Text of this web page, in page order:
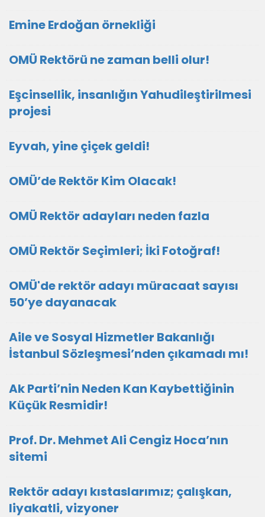
Emine Erdoğan örnekliği
OMÜ Rektörü ne zaman belli olur!
Eşcinsellik, insanlığın Yahudileştirilmesi
projesi
Eyvah, yine çiçek geldi!
OMÜ’de Rektör Kim Olacak!
OMÜ Rektör adayları neden fazla
OMÜ Rektör Seçimleri; İki Fotoğraf!
OMÜ'de rektör adayı müracaat sayısı
50’ye dayanacak
Aile ve Sosyal Hizmetler Bakanlığı
İstanbul Sözleşmesi’nden çıkamadı mı!
Ak Parti’nin Neden Kan Kaybettiğinin
Küçük Resmidir!
Prof. Dr. Mehmet Ali Cengiz Hoca’nın
sitemi
Rektör adayı kıstaslarımız; çalışkan,
liyakatli, vizyoner